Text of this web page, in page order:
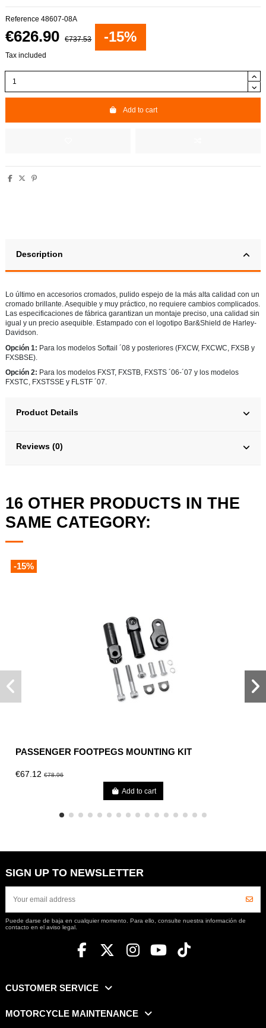
Reference 48607-08A
€626.90 €737.53 -15%
Tax included
Add to cart
Description
Lo último en accesorios cromados, pulido espejo de la más alta calidad con un
cromado brillante. Asequible y muy práctico, no requiere cambios complicados.
Las especificaciones de fábrica garantizan un montaje preciso, una calidad sin
igual y un precio asequible. Estampado con el logotipo Bar&Shield de Harley-
Davidson.
Opción 1: Para los modelos Softail ´08 y posteriores (FXCW, FXCWC, FXSB y
FXSBSE).
Opción 2: Para los modelos FXST, FXSTB, FXSTS ´06-´07 y los modelos
FXSTC, FXSTSSE y FLSTF ´07.
Product Details
Reviews (0)
16 OTHER PRODUCTS IN THE
SAME CATEGORY:
-15%
PASSENGER FOOTPEGS MOUNTING KIT
€67.12€78.96
Add to cart
SIGN UP TO NEWSLETTER
Puede darse de baja en cualquier momento. Para ello, consulte nuestra información de
contacto en el aviso legal.
CUSTOMER SERVICE
MOTORCYCLE MAINTENANCE